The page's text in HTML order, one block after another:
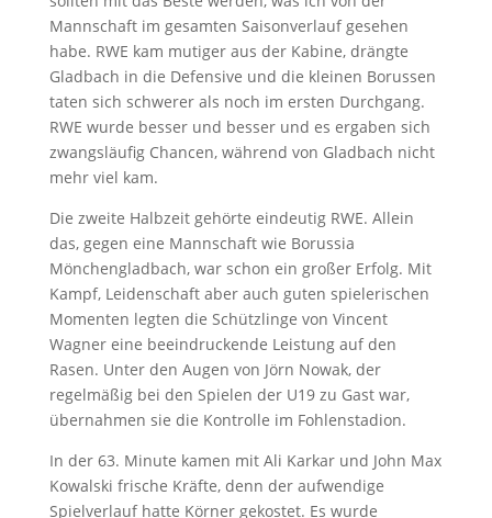
Mannschaft im gesamten Saisonverlauf gesehen
habe. RWE kam mutiger aus der Kabine, drängte
Gladbach in die Defensive und die kleinen Borussen
taten sich schwerer als noch im ersten Durchgang.
RWE wurde besser und besser und es ergaben sich
zwangsläufig Chancen, während von Gladbach nicht
mehr viel kam.
Die zweite Halbzeit gehörte eindeutig RWE. Allein
das, gegen eine Mannschaft wie Borussia
Mönchengladbach, war schon ein großer Erfolg. Mit
Kampf, Leidenschaft aber auch guten spielerischen
Momenten legten die Schützlinge von Vincent
Wagner eine beeindruckende Leistung auf den
Rasen. Unter den Augen von Jörn Nowak, der
regelmäßig bei den Spielen der U19 zu Gast war,
übernahmen sie die Kontrolle im Fohlenstadion.
In der 63. Minute kamen mit Ali Karkar und John Max
Kowalski frische Kräfte, denn der aufwendige
Spielverlauf hatte Körner gekostet. Es wurde